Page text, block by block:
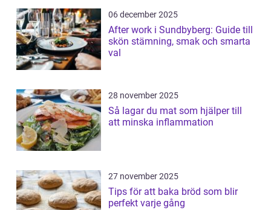
06 december 2025
After work i Sundbyberg: Guide till
skön stämning, smak och smarta
val
28 november 2025
Så lagar du mat som hjälper till
att minska inflammation
27 november 2025
Tips för att baka bröd som blir
perfekt varje gång